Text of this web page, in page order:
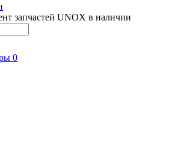
запчастей UNOX в наличии
0